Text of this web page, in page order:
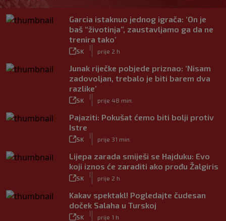
Garcia istaknuo jednog igrača: ‘On je
baš “životinja”, zaustavljamo ga da ne
trenira tako’
SK
|
prije 2 h
Junak riječke pobjede priznao: ‘Nisam
zadovoljan, trebalo je biti barem dva
razlike’
SK
|
prije 48 min.
Pajaziti: Pokušat ćemo biti bolji protiv
Istre
SK
|
prije 31 min.
Lijepa zarada smiješi se Hajduku: Evo
koji iznos će zaraditi ako prođu Žalgiris
SK
|
prije 2 h
Kakav spektakl! Pogledajte čudesan
doček Salaha u Turskoj
SK
|
prije 1 h